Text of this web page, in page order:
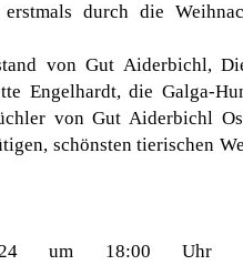
durch die
von Gut Aiderbichl,
Engelhardt, die Galga-
von Gut Aiderbichl
schönsten tierischen
um 18:00 Uhr